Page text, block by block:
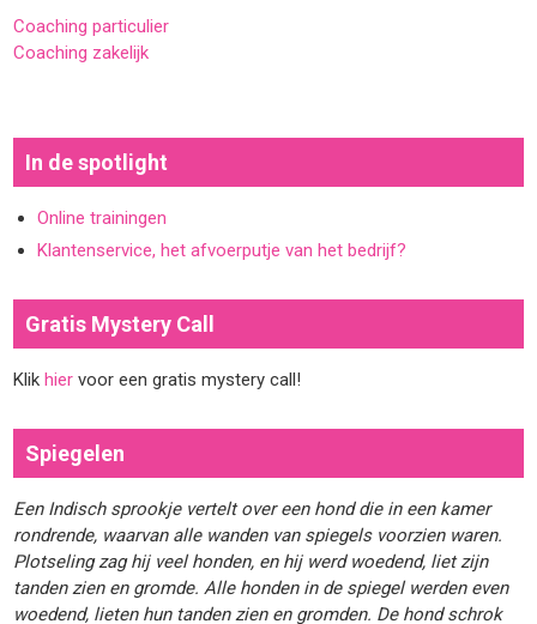
Coaching particulier
Coaching zakelijk
In de spotlight
Online trainingen
Klantenservice, het afvoerputje van het bedrijf?
Gratis Mystery Call
Klikhier voor een gratis mystery call!
Spiegelen
Een Indisch sprookje vertelt over een hond die in een kamer
rondrende, waarvan alle wanden van spiegels voorzien waren.
Plotseling zag hij veel honden, en hij werd woedend, liet zijn
tanden zien en gromde. Alle honden in de spiegel werden even
woedend, lieten hun tanden zien en gromden. De hond schrok